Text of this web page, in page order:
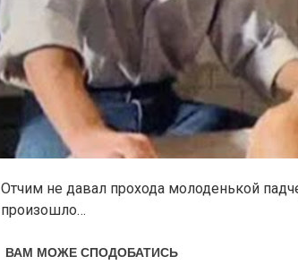
Отчим не давал прохода молоденькой
произошло…